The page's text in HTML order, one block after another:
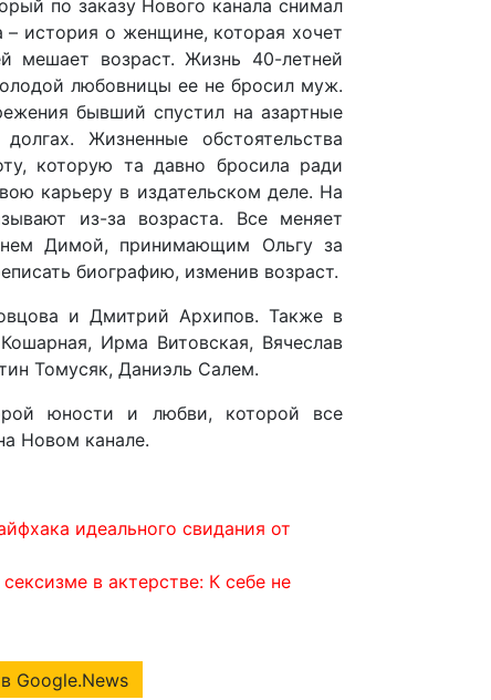
по заказу Нового канала снимал
история о женщине, которая хочет
мешает возраст. Жизнь 40-летней
любовницы ее не бросил муж.
бывший спустил на азартные
Жизненные обстоятельства
которую та давно бросила ради
карьеру в издательском деле. На
из-за возраста. Все меняет
Димой, принимающим Ольгу за
биографию, изменив возраст.
и Дмитрий Архипов. Также в
Ирма Витовская, Вячеслав
Томусяк, Даниэль Салем.
юности и любви, которой все
Новом канале.
идеального свидания от
в актерстве: К себе не
Google.News